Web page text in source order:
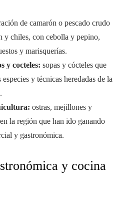
de camarón o pescado crudo
y chiles, con cebolla y pepino,
y marisquerías.
y cocteles: sopas y cócteles que
y técnicas heredadas de la
ostras, mejillones y
la región que han ido ganando
y gastronómica.
y cocina